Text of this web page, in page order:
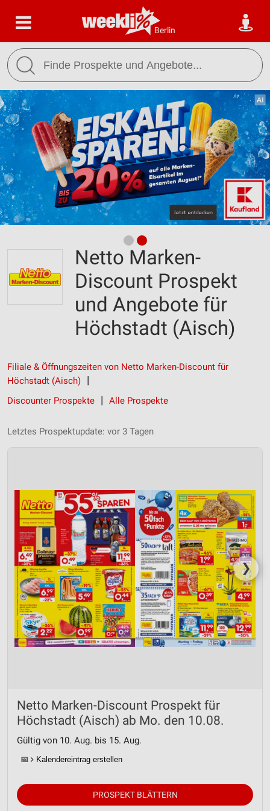
Berlin
Netto Marken-
Discount Prospekt
und Angebote für
Höchstadt (Aisch)
Filiale & Öffnungszeiten von Netto Marken-Discount für
Höchstadt (Aisch)
Discounter Prospekte
Alle Prospekte
Letztes Prospektupdate: vor 3 Tagen
❯
Netto Marken-Discount Prospekt für
Höchstadt (Aisch) ab Mo. den 10.08.
Gültig von 10. Aug. bis 15. Aug.
📅 Kalendereintrag erstellen
PROSPEKT BLÄTTERN